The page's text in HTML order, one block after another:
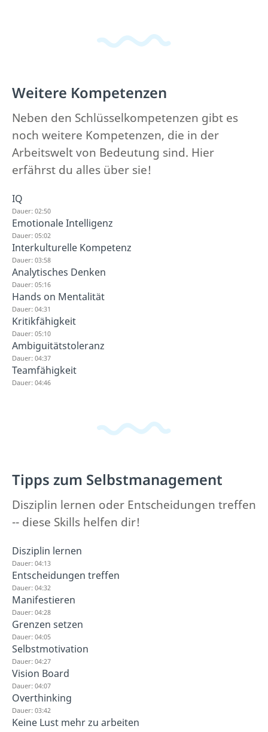
Weitere Kompetenzen
Neben den Schlüsselkompetenzen gibt es
noch weitere Kompetenzen, die in der
Arbeitswelt von Bedeutung sind. Hier
erfährst du alles über sie!
IQ
Dauer: 02:50
Emotionale Intelligenz
Dauer: 05:02
Interkulturelle Kompetenz
Dauer: 03:58
Analytisches Denken
Dauer: 05:16
Hands on Mentalität
Dauer: 04:31
Kritikfähigkeit
Dauer: 05:10
Ambiguitätstoleranz
Dauer: 04:37
Teamfähigkeit
Dauer: 04:46
Tipps zum Selbstmanagement
Disziplin lernen oder Entscheidungen treffen
-- diese Skills helfen dir!
Disziplin lernen
Dauer: 04:13
Entscheidungen treffen
Dauer: 04:32
Manifestieren
Dauer: 04:28
Grenzen setzen
Dauer: 04:05
Selbstmotivation
Dauer: 04:27
Vision Board
Dauer: 04:07
Overthinking
Dauer: 03:42
Keine Lust mehr zu arbeiten